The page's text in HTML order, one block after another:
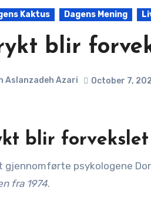
Kaktus Dagens Mening
blir
Aslanzadeh Azari October 7,
blir
fra 1974.